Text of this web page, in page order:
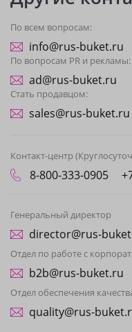
По всем вопросам:
info@rus-buket.ru
По вопросам PR и рекламы:
ad@rus-buket.ru
Стать продавцом:
sales@rus-buket.ru
Контакт-центр
8-800-333-0905
Генеральный директор
director@rus-
Отдел по работе с
b2b@rus-buket.ru
Отдел обеспечения
quality@rus-